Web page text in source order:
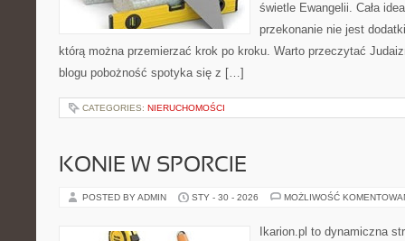
świetle Ewangelii. Cała
przekonanie nie jest
którą można przemierzać krok po kroku. Warto przeczytać
blogu pobożność spotyka się z […]
CATEGORIES: NIERUCHOMOŚCI
KONIE W SPORCIE
POSTED BY ADMIN STY - 30 - 2026 MOŻLIWOŚĆ
Ikarion.pl to dynamiczna